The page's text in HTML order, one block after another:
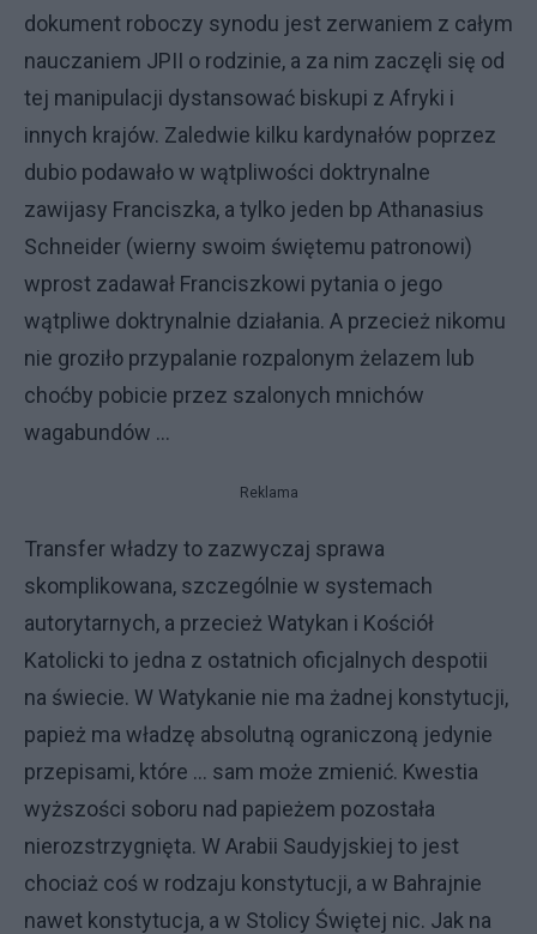
dokument roboczy synodu jest zerwaniem z całym
nauczaniem JPII o rodzinie, a za nim zaczęli się od
tej manipulacji dystansować biskupi z Afryki i
innych krajów. Zaledwie kilku kardynałów poprzez
dubio podawało w wątpliwości doktrynalne
zawijasy Franciszka, a tylko jeden bp Athanasius
Schneider (wierny swoim świętemu patronowi)
wprost zadawał Franciszkowi pytania o jego
wątpliwe doktrynalnie działania. A przecież nikomu
nie groziło przypalanie rozpalonym żelazem lub
choćby pobicie przez szalonych mnichów
wagabundów ...
Reklama
Transfer władzy to zazwyczaj sprawa
skomplikowana, szczególnie w systemach
autorytarnych, a przecież Watykan i Kościół
Katolicki to jedna z ostatnich oficjalnych despotii
na świecie. W Watykanie nie ma żadnej konstytucji,
papież ma władzę absolutną ograniczoną jedynie
przepisami, które … sam może zmienić. Kwestia
wyższości soboru nad papieżem pozostała
nierozstrzygnięta. W Arabii Saudyjskiej to jest
chociaż coś w rodzaju konstytucji, a w Bahrajnie
nawet konstytucja, a w Stolicy Świętej nic. Jak na